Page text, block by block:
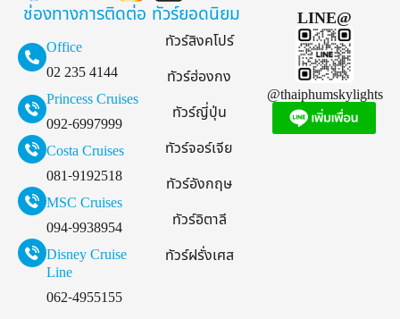
ช่องทางการติดต่อ
Office
02 235 4144
Princess Cruises
092-6997999
Costa Cruises
081-9192518
MSC Cruises
094-9938954
Disney Cruise
Line
062-4955155
ทัวร์ยอดนิยม
ทัวร์สิงคโปร์
ทัวร์ฮ่องกง
ทัวร์ญี่ปุ่น
ทัวร์จอร์เจีย
ทัวร์อังกฤษ
ทัวร์อิตาลี
ทัวร์ฝรั่งเศส
LINE@
@thaiphumskylights